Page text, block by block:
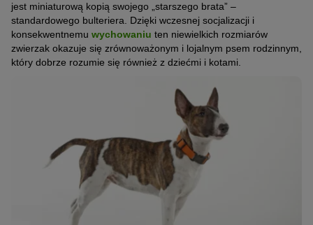
jest miniaturową kopią swojego „starszego brata” –
standardowego bulteriera. Dzięki wczesnej socjalizacji i
konsekwentnemu wychowaniu ten niewielkich rozmiarów
zwierzak okazuje się zrównoważonym i lojalnym psem rodzinnym,
który dobrze rozumie się również z dziećmi i kotami.